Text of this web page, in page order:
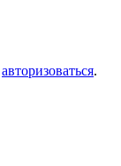
авторизоваться.